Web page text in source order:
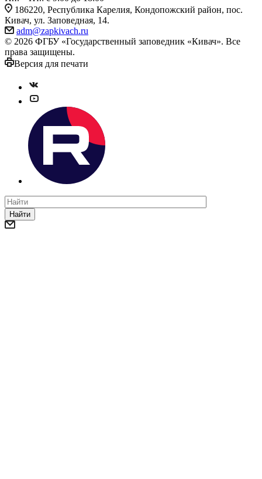
186220, Республика Карелия, Кондопожский район, пос.
Кивач, ул. Заповедная, 14.
adm@zapkivach.ru
© 2026 ФГБУ «Государственный заповедник «Кивач». Все
права защищены.
Версия для печати
Найти